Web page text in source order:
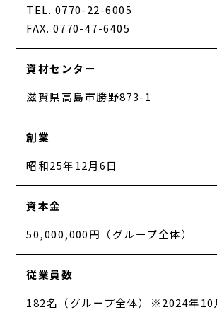
TEL. 0770-22-6005
FAX. 0770-47-6405
資材センター
滋賀県高島市勝野873-1
創業
昭和25年12月6日
資本金
50,000,000円（グループ全体）
従業員数
182名（グループ全体）※2024年10